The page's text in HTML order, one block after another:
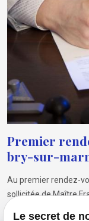
Premier
bry-sur-
Au premier rendez-
sollicitée de Maître
Simple
Le secret de